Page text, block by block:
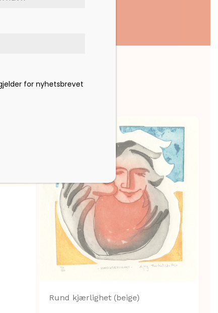
Rund kjærlighet (beige)
for nyhetsbrevet